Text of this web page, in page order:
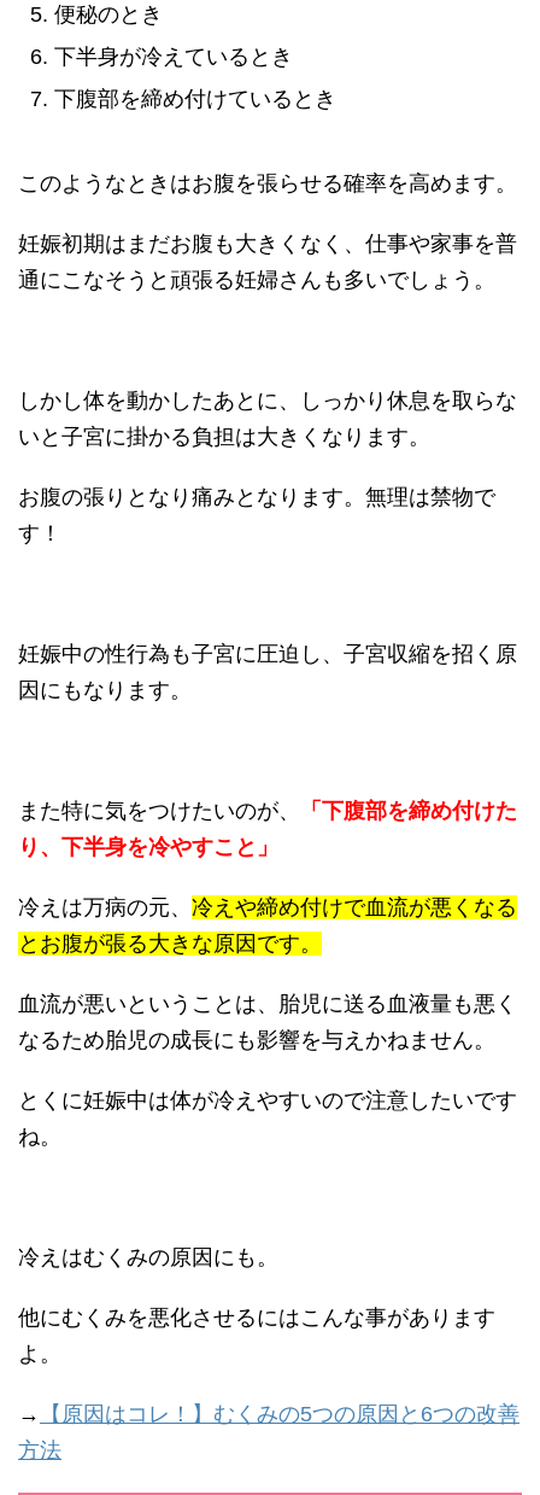
便秘のとき
下半身が冷えているとき
下腹部を締め付けているとき
このようなときはお腹を張らせる確率を高めます。
妊娠初期はまだお腹も大きくなく、仕事や家事を普
通にこなそうと頑張る妊婦さんも多いでしょう。
しかし体を動かしたあとに、しっかり休息を取らな
いと子宮に掛かる負担は大きくなります。
お腹の張りとなり痛みとなります。無理は禁物で
す！
妊娠中の性行為も子宮に圧迫し、子宮収縮を招く原
因にもなります。
また特に気をつけたいのが、
「下腹部を締め付けた
り、下半身を冷やすこと」
冷えは万病の元、 冷えや締め付けで血流が悪くなる
とお腹が張る大きな原因です。
血流が悪いということは、胎児に送る血液量も悪く
なるため胎児の成長にも影響を与えかねません。
とくに妊娠中は体が冷えやすいので注意したいです
ね。
冷えはむくみの原因にも。
他にむくみを悪化させるにはこんな事があります
よ。
→
【原因はコレ！】むくみの5つの原因と6つの改善
方法